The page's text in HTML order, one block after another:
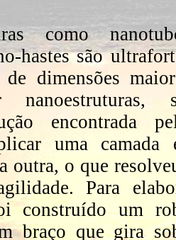
como
hastes são
dimensões
nanoestruturas,
encontrada
uma camada
outra, o que
Para
construído um
braço que gira